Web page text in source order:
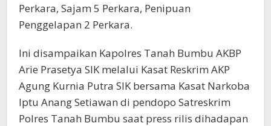
Perkara, Sajam​ 5 Perkara, Penipuan
Penggelapan​ ​2 Perkara.
Ini disampaikan Kapolres Tanah Bumbu AKBP
Arie Prasetya SIK melalui Kasat Reskrim AKP
Agung Kurnia Putra SIK bersama Kasat Narkoba
Iptu Anang Setiawan di pendopo Satreskrim
Polres Tanah Bumbu saat press rilis dihadapan